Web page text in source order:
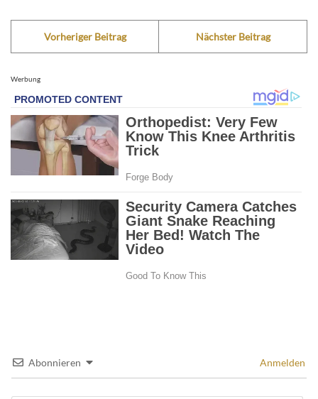
Vorheriger Beitrag Nächster Beitrag
Werbung
Abonnieren Anmelden